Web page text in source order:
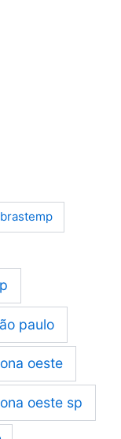
paulo
oeste
oeste sp